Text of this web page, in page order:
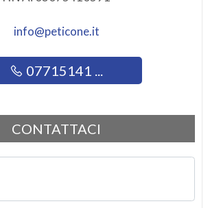
info@peticone.it
07715141 ...
CONTATTACI